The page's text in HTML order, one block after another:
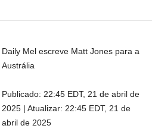
Daily Mel escreve Matt Jones para a
Austrália
Publicado: 22:45 EDT, 21 de abril de
2025 |Atualizar: 22:45 EDT, 21 de
abril de 2025